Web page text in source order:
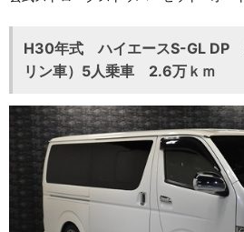
H30年式 ハイエースS-GL DP
リン車）5人乗車 2.6万ｋｍ